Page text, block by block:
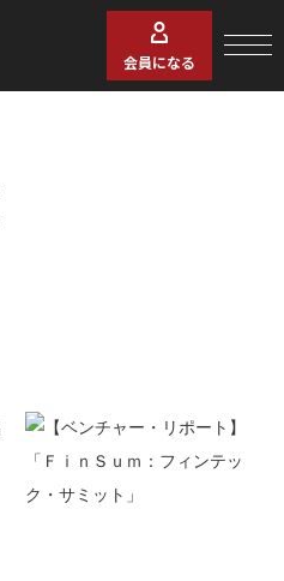
会員になる